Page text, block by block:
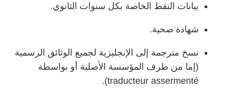
بيانات النقط الخاصة بكل سنوات الثانوي.
شهادة صحية.
نسخ مترجمة إلى الإنجليزية لجميع الوثائق الرسمية
(إما من طرف المؤسسة الأصلية أو بواسطة
traducteur assermenté).